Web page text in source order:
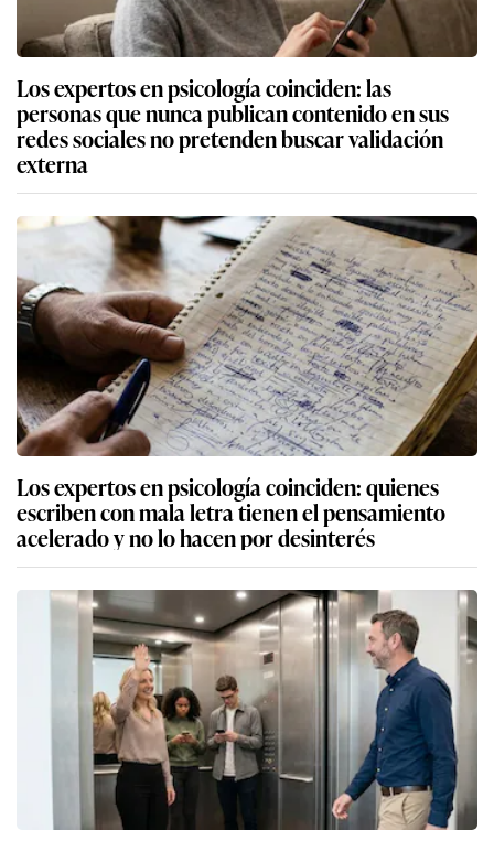
Los expertos en psicología coinciden: las
personas que nunca publican contenido en sus
redes sociales no pretenden buscar validación
externa
Los expertos en psicología coinciden: quienes
escriben con mala letra tienen el pensamiento
acelerado y no lo hacen por desinterés